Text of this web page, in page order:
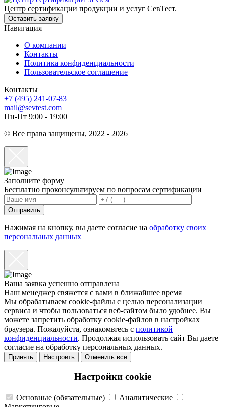
Центр сертификации продукции и услуг СевТест.
Оставить заявку
Навигация
О компании
Контакты
Политика конфиденциальности
Пользовательское соглашение
Контакты
+7 (495) 241-07-83
mail@sevtest.com
Пн-Пт 9:00 - 19:00
© Все права защищены, 2022 - 2026
Заполните форму
Бесплатно проконсультируем по вопросам сертификации
Отправить
Нажимая на кнопку, вы даете согласие на обработку своих
персональных данных
Ваша заявка успешно отправлена
Наш менеджер свяжется с вами в ближайшее время
Мы обрабатываем cookie-файлы с целью персонализации
сервиса и чтобы пользоваться веб-сайтом было удобнее. Вы
можете запретить обработку cookie-файлов в настройках
браузера. Пожалуйста, ознакомьтесь с политикой
конфиденциальности. Продолжая использовать сайт Вы даете
согласие на обработку персональных данных.
Принять Настроить Отменить все
Настройки cookie
Основные (обязательные)
Аналитические